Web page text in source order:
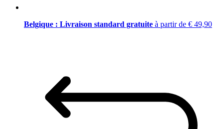
Belgique : Livraison standard gratuite à partir de € 49,90